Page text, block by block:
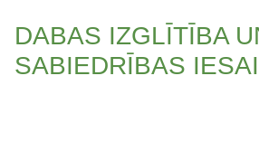
DABAS IZGLĪTĪBA
SABIEDRĪBAS